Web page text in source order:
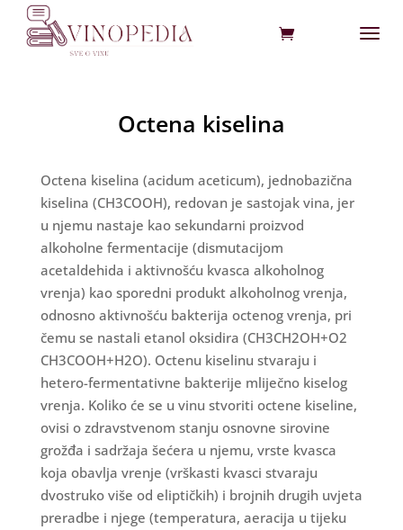
Octena kiselina
Octena kiselina (acidum aceticum), jednobazična
kiselina (CH3COOH), redovan je sastojak vina, jer
u njemu nastaje kao sekundarni proizvod
alkoholne fermentacije (dismutacijom
acetaldehida i aktivnošću kvasca alkoholnog
vrenja) kao sporedni produkt alkoholnog vrenja,
odnosno aktivnošću bakterija octenog vrenja, pri
čemu se nastali etanol oksidira (CH3CH2OH+O2
CH3COOH+H2O). Octenu kiselinu stvaraju i
hetero-fermentativne bakterije mliječno kiselog
vrenja. Koliko će se u vinu stvoriti octene kiseline,
ovisi o zdravstvenom stanju osnovne sirovine
grožđa i sadržaja šećera u njemu, vrste kvasca
koja obavlja vrenje (vrškasti kvasci stvaraju
dvostruko više od eliptičkih) i brojnih drugih uvjeta
preradbe i njege (temperatura, aeracija u tijeku